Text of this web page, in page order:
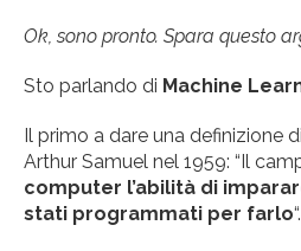
Ok, sono pronto. Spara questo
Sto parlando di Machine
Il primo a dare una definizione
Arthur Samuel nel 1959: “Il
computer l’abilità di
stati programmati per farlo“.